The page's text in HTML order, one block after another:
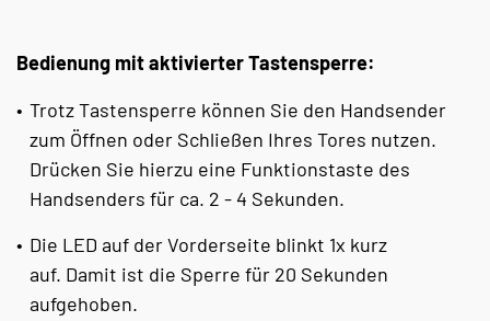
Bedienung mit aktivierter Tastensperre:
Trotz Tastensperre können Sie den Handsender
zum Öffnen oder Schließen Ihres Tores nutzen.
Drücken Sie hierzu eine Funktionstaste des
Handsenders für ca. 2 - 4 Sekunden.
Die LED auf der Vorderseite blinkt 1x kurz
auf. Damit ist die Sperre für 20 Sekunden
aufgehoben.